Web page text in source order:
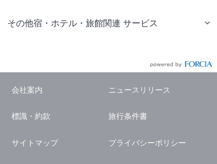
仙台 ホテル
東京ドーム ホテル
横浜 ホテル
熱海 ホテル
その他宿・ホテル・旅館関連 サービス
国内観光ガイド
旅行・観光情報
会社案内 ニュースリリース
標識・約款 旅行条件書
サイトマップ プライバシーポリシー